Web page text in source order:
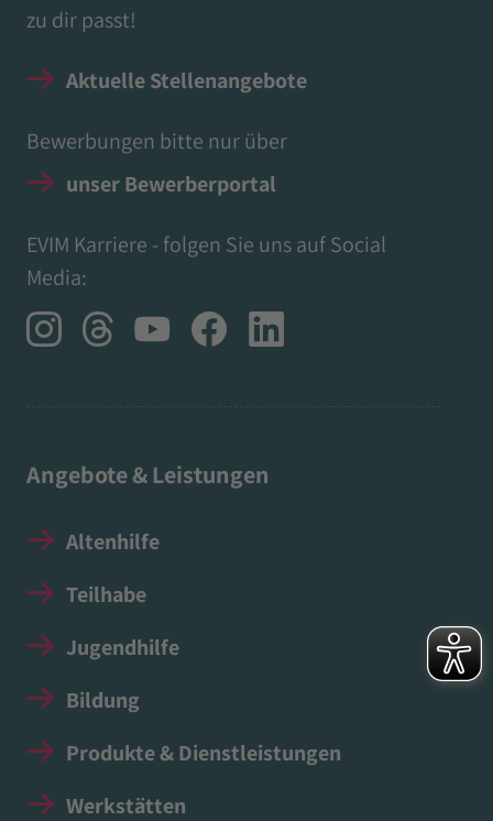
zu dir passt!
Aktuelle Stellenangebote
Bewerbungen bitte nur über
unser Bewerberportal
EVIM Karriere - folgen Sie uns auf Social
Media:
Angebote & Leistungen
Altenhilfe
Teilhabe
Jugendhilfe
Bildung
Produkte & Dienstleistungen
Werkstätten